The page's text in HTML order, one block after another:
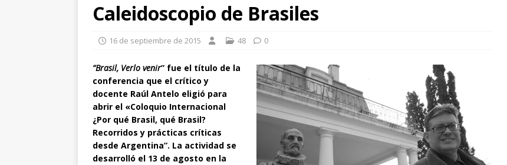
Caleidoscopio de Brasiles
16 de septiembre de 2015 48 0
“Brasil, Verlo venir” fue el título de la
conferencia que el crítico y
docente Raúl Antelo eligió para
abrir el «Coloquio Internacional
¿Por qué Brasil, qué Brasil?
Recorridos y prácticas críticas
desde Argentina”. La actividad se
desarrolló el 13 de agosto en la